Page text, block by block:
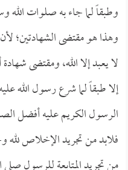
وطبقاً لما جاء به صلوات الله
وهذا هو مقتضى الشهادتين؛
لا يعبد إلا الله، ومقتضى
إلا طبقاً لما شرع رسول الله
الرسول الكريم عليه أفضل
فلابد من تجريد الإخلاص لله